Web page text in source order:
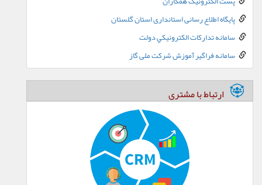
پایگاه اطلاع رسانی استانداری استان گلستان
سامانه تدارکات الکترونيکي دولت
سامانه فراگیر آموزش شرکت ملی گاز
ارتباط با مشتری